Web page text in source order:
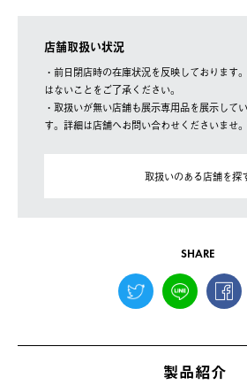
店舗取扱い状況
・前日閉店時の在庫状況を反映しております
はないことをご了承ください。
・取扱いが無い店舗も展示専用品を展示して
す。詳細は店舗へお問い合わせくださいませ。
取扱いのある店舗を探
SHARE
製品紹介